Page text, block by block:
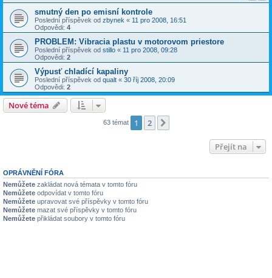
smutný den po emisní kontrole
Poslední příspěvek od zbynek « 11 pro 2008, 16:51
Odpovědi: 4
PROBLEM: Vibracia plastu v motorovom priestore
Poslední příspěvek od stillo « 11 pro 2008, 09:28
Odpovědi: 2
Výpusť chladící kapaliny
Poslední příspěvek od qualt « 30 říj 2008, 20:09
Odpovědi: 2
Nové téma
63 témat 1 2
Přejít na
OPRÁVNĚNÍ FÓRA
Nemůžete zakládat nová témata v tomto fóru
Nemůžete odpovídat v tomto fóru
Nemůžete upravovat své příspěvky v tomto fóru
Nemůžete mazat své příspěvky v tomto fóru
Nemůžete přikládat soubory v tomto fóru